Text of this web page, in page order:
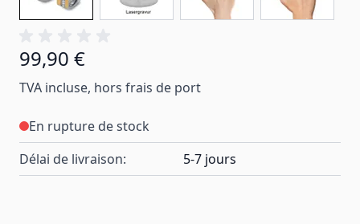
99,90 €
TVA incluse, hors frais de port
En rupture de stock
Délai de livraison:
5-7 jours